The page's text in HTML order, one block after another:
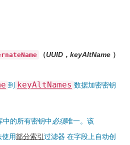
（UUID ， keyAltName ）
到 keyAltNames 数据加密密钥
中的所有密钥中必须唯一。该
使用部分索引 过滤器 在字段上自动创